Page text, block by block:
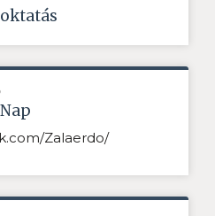
Zalaerdo/